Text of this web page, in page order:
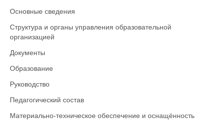
Основные сведения
Структура и органы управления образовательной
организацией
Документы
Образование
Руководство
Педагогический состав
Материально-техническое обеспечение и оснащённость